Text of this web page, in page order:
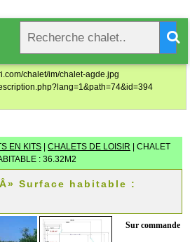
chalet/im/chalet-agde.jpg
EN KITS CHALETS DE LOISIR | CHALET
: 36.32M2
Surface habitable :
Sur commande
Â« AGDE Â»
Monsieur Madame